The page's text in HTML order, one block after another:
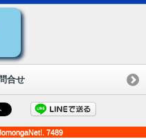
合せ
7489